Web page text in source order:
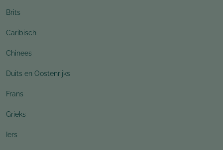
Brits
Caribisch
Chinees
Duits en Oostenrijks
Frans
Grieks
Iers